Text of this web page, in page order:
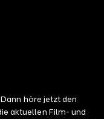
höre jetzt den
aktuellen Film- und